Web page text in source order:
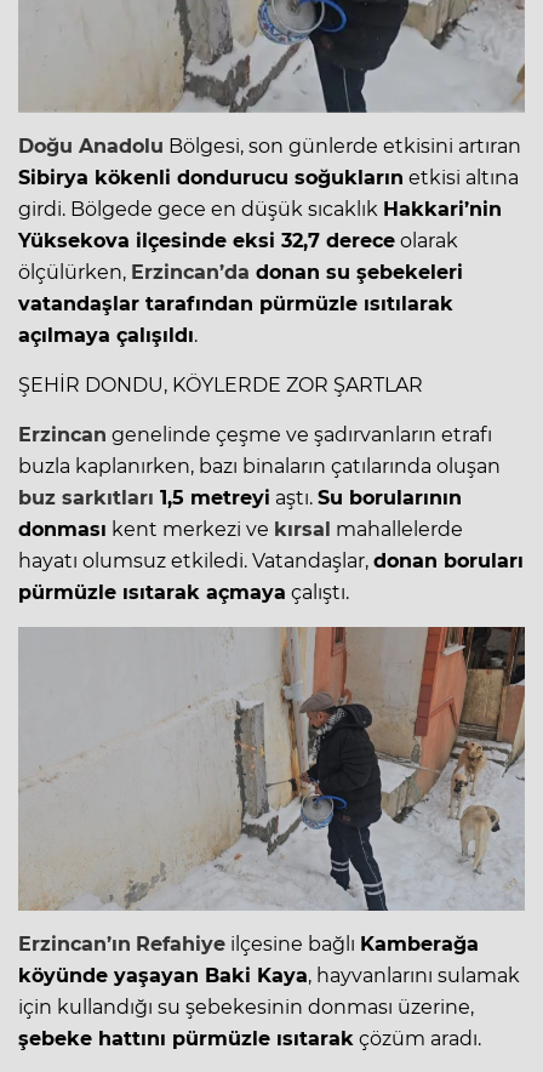
Doğu Anadolu Bölgesi, son günlerde etkisini artıran
Sibirya kökenli dondurucu soğukların etkisi altına
girdi. Bölgede gece en düşük sıcaklık Hakkari’nin
Yüksekova ilçesinde eksi 32,7 derece olarak
ölçülürken, Erzincan’da donan su şebekeleri
vatandaşlar tarafından pürmüzle ısıtılarak
açılmaya çalışıldı.
ŞEHİR DONDU, KÖYLERDE ZOR ŞARTLAR
Erzincan genelinde çeşme ve şadırvanların etrafı
buzla kaplanırken, bazı binaların çatılarında oluşan
buz sarkıtları 1,5 metreyi aştı. Su borularının
donması kent merkezi ve kırsal mahallelerde
hayatı olumsuz etkiledi. Vatandaşlar, donan boruları
pürmüzle ısıtarak açmaya çalıştı.
Erzincan’ın Refahiye ilçesine bağlı Kamberağa
köyünde yaşayan Baki Kaya, hayvanlarını sulamak
için kullandığı su şebekesinin donması üzerine,
şebeke hattını pürmüzle ısıtarak çözüm aradı.